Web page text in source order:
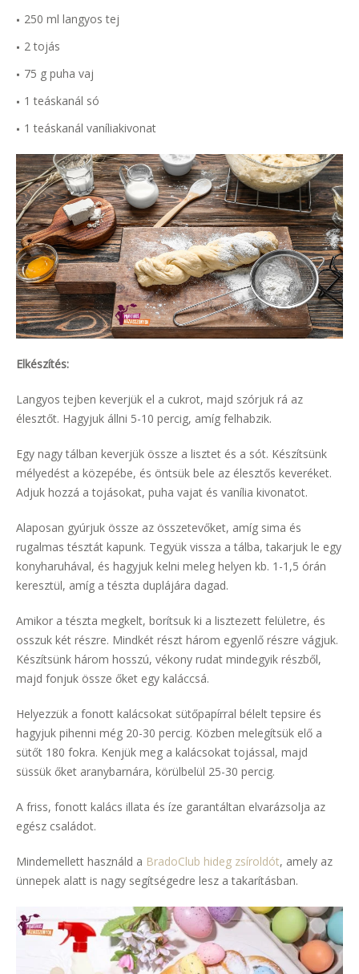
250 ml langyos tej
2 tojás
75 g puha vaj
1 teáskanál só
1 teáskanál vaníliakivonat
Elkészítés:
Langyos tejben keverjük el a cukrot, majd szórjuk rá az
élesztőt. Hagyjuk állni 5-10 percig, amíg felhabzik.
Egy nagy tálban keverjük össze a lisztet és a sót. Készítsünk
mélyedést a közepébe, és öntsük bele az élesztős keveréket.
Adjuk hozzá a tojásokat, puha vajat és vanília kivonatot.
Alaposan gyúrjuk össze az összetevőket, amíg sima és
rugalmas tésztát kapunk. Tegyük vissza a tálba, takarjuk le egy
konyharuhával, és hagyjuk kelni meleg helyen kb. 1-1,5 órán
keresztül, amíg a tészta duplájára dagad.
Amikor a tészta megkelt, borítsuk ki a lisztezett felületre, és
osszuk két részre. Mindkét részt három egyenlő részre vágjuk.
Készítsünk három hosszú, vékony rudat mindegyik részből,
majd fonjuk össze őket egy kaláccsá.
Helyezzük a fonott kalácsokat sütőpapírral bélelt tepsire és
hagyjuk pihenni még 20-30 percig. Közben melegítsük elő a
sütőt 180 fokra. Kenjük meg a kalácsokat tojással, majd
süssük őket aranybarnára, körülbelül 25-30 percig.
A friss, fonott kalács illata és íze garantáltan elvarázsolja az
egész családot.
Mindemellett használd a BradoClub hideg zsíroldót, amely az
ünnepek alatt is nagy segítségedre lesz a takarításban.